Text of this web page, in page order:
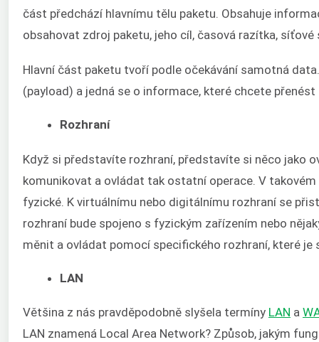
část předchází hlavnímu tělu paketu. Obsahuje
obsahovat zdroj paketu, jeho cíl, časová razítka,
Hlavní část paketu tvoří podle očekávání samotná
(payload) a jedná se o informace, které chcete
Rozhraní
Když si představíte rozhraní, představíte si něco jako
komunikovat a ovládat tak ostatní operace. V
fyzické. K virtuálnímu nebo digitálnímu rozhraní se
rozhraní bude spojeno s fyzickým zařízením nebo
měnit a ovládat pomocí specifického rozhraní, které je
LAN
Většina z nás pravděpodobně slyšela termíny LAN a
LAN znamená Local Area Network? Způsob, jakým